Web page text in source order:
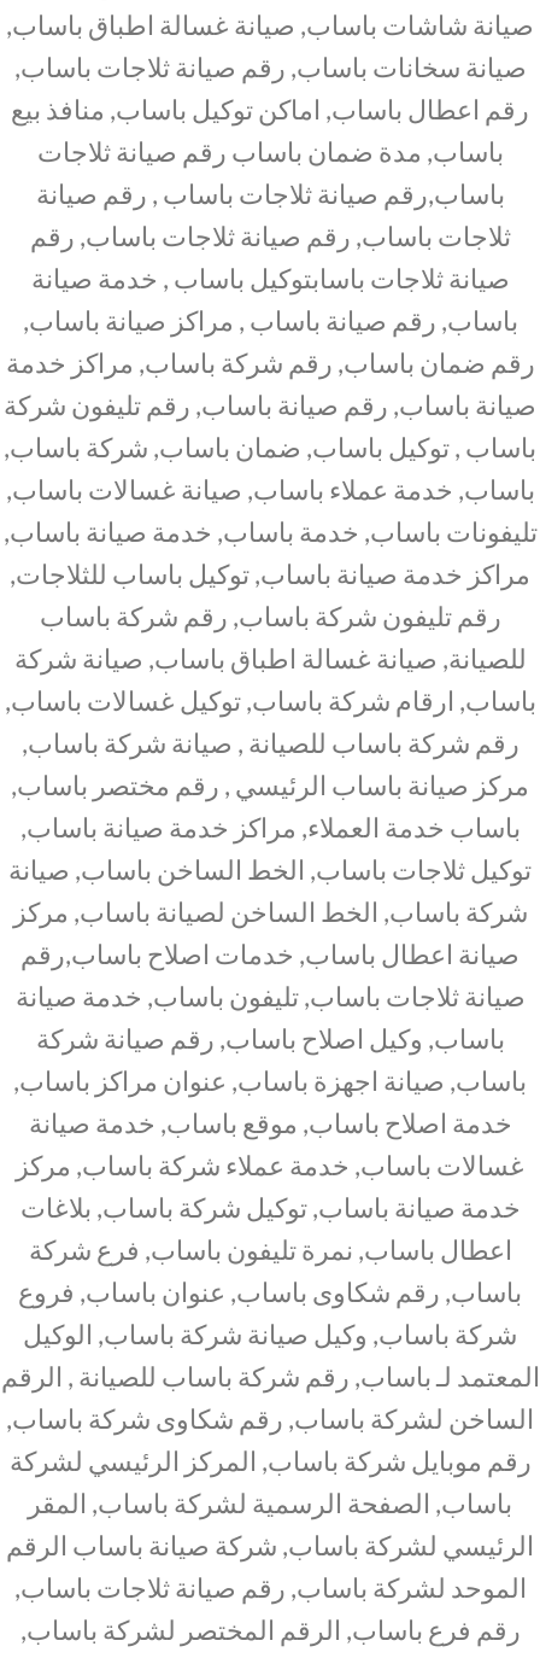
صيانة شاشات باساب, صيانة غسالة اطباق باساب,
صيانة سخانات باساب, رقم صيانة ثلاجات باساب,
رقم اعطال باساب, اماكن توكيل باساب, منافذ بيع
باساب, مدة ضمان باساب رقم صيانة ثلاجات
باساب,رقم صيانة ثلاجات باساب , رقم صيانة
ثلاجات باساب, رقم صيانة ثلاجات باساب, رقم
صيانة ثلاجات باسابتوكيل باساب , خدمة صيانة
باساب, رقم صيانة باساب , مراكز صيانة باساب,
رقم ضمان باساب, رقم شركة باساب, مراكز خدمة
صيانة باساب, رقم صيانة باساب, رقم تليفون شركة
باساب , توكيل باساب, ضمان باساب, شركة باساب,
باساب, خدمة عملاء باساب, صيانة غسالات باساب,
تليفونات باساب, خدمة باساب, خدمة صيانة باساب,
مراكز خدمة صيانة باساب, توكيل باساب للثلاجات,
رقم تليفون شركة باساب, رقم شركة باساب
للصيانة, صيانة غسالة اطباق باساب, صيانة شركة
باساب, ارقام شركة باساب, توكيل غسالات باساب,
رقم شركة باساب للصيانة , صيانة شركة باساب,
مركز صيانة باساب الرئيسي , رقم مختصر باساب,
باساب خدمة العملاء, مراكز خدمة صيانة باساب,
توكيل ثلاجات باساب, الخط الساخن باساب, صيانة
شركة باساب, الخط الساخن لصيانة باساب, مركز
صيانة اعطال باساب, خدمات اصلاح باساب,رقم
صيانة ثلاجات باساب, تليفون باساب, خدمة صيانة
باساب, وكيل اصلاح باساب, رقم صيانة شركة
باساب, صيانة اجهزة باساب, عنوان مراكز باساب,
خدمة اصلاح باساب, موقع باساب, خدمة صيانة
غسالات باساب, خدمة عملاء شركة باساب, مركز
خدمة صيانة باساب, توكيل شركة باساب, بلاغات
اعطال باساب, نمرة تليفون باساب, فرع شركة
باساب, رقم شكاوى باساب, عنوان باساب, فروع
شركة باساب, وكيل صيانة شركة باساب, الوكيل
المعتمد لـ باساب, رقم شركة باساب للصيانة , الرقم
الساخن لشركة باساب, رقم شكاوى شركة باساب,
رقم موبايل شركة باساب, المركز الرئيسي لشركة
باساب, الصفحة الرسمية لشركة باساب, المقر
الرئيسي لشركة باساب, شركة صيانة باساب الرقم
الموحد لشركة باساب, رقم صيانة ثلاجات باساب,
رقم فرع باساب, الرقم المختصر لشركة باساب,